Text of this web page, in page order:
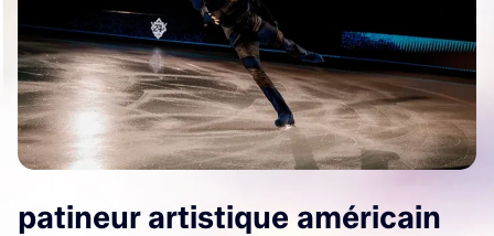
patineur artistique américain